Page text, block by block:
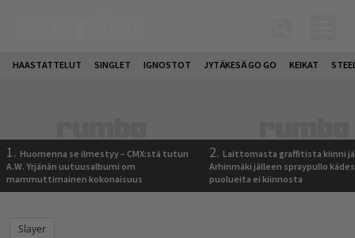
HAASTATTELUT SINGLET IGNOSTOT JYTÄKESÄ GO GO KEIKAT
1. Huomenna se ilmestyy – CMX:stä tutun
A.W. Yrjänän uutuusalbumi om
mammuttimainen kokonaisuus
2. Laittomasta graffitista kiinni
Arhinmäki jälleen spraypullo
puolueita ei kiinnosta
Slayer